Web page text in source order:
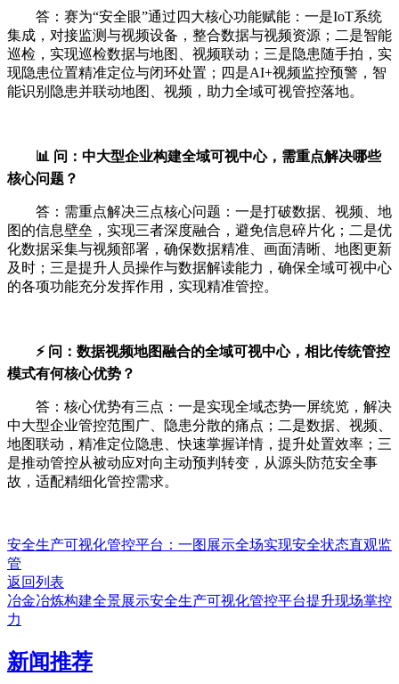
答：赛为“安全眼”通过四大核心功能赋能：一是IoT系统
集成，对接监测与视频设备，整合数据与视频资源；二是智能
巡检，实现巡检数据与地图、视频联动；三是隐患随手拍，实
现隐患位置精准定位与闭环处置；四是AI+视频监控预警，智
能识别隐患并联动地图、视频，助力全域可视管控落地。
📊 问：中大型企业构建全域可视中心，需重点解决哪些
核心问题？
答：需重点解决三点核心问题：一是打破数据、视频、地
图的信息壁垒，实现三者深度融合，避免信息碎片化；二是优
化数据采集与视频部署，确保数据精准、画面清晰、地图更新
及时；三是提升人员操作与数据解读能力，确保全域可视中心
的各项功能充分发挥作用，实现精准管控。
⚡ 问：数据视频地图融合的全域可视中心，相比传统管控
模式有何核心优势？
答：核心优势有三点：一是实现全域态势一屏统览，解决
中大型企业管控范围广、隐患分散的痛点；二是数据、视频、
地图联动，精准定位隐患、快速掌握详情，提升处置效率；三
是推动管控从被动应对向主动预判转变，从源头防范安全事
故，适配精细化管控需求。
安全生产可视化管控平台：一图展示全场实现安全状态直观监
管
返回列表
冶金冶炼构建全景展示安全生产可视化管控平台提升现场掌控
力
新闻推荐